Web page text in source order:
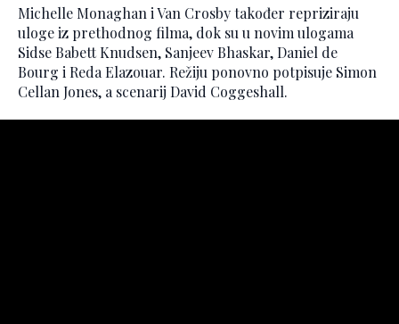
Michelle Monaghan i Van Crosby također repriziraju
uloge iz prethodnog filma, dok su u novim ulogama
Sidse Babett Knudsen, Sanjeev Bhaskar, Daniel de
Bourg i Reda Elazouar. Režiju ponovno potpisuje Simon
Cellan Jones, a scenarij David Coggeshall.